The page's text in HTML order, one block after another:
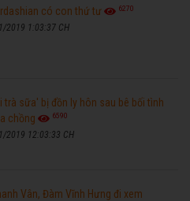
có con thứ tư 6270
2019 1:03:37 CH
trà sữa' bị đồn ly hôn sau bê bối tình
chồng
6590
2019 12:03:33 CH
Vân, Đàm Vĩnh Hưng đi xem